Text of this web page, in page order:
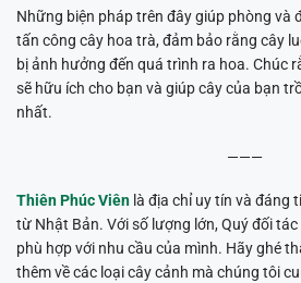
Những biện pháp trên đây giúp phòng và
tấn công cây hoa trà, đảm bảo rằng cây
bị ảnh hưởng đến quá trình ra hoa. Chúc
sẽ hữu ích cho bạn và giúp cây của bạn
nhất.
———
Thiên Phúc Viên là địa chỉ uy tín và đáng
từ Nhật Bản. Với số lượng lớn, Quý đối
phù hợp với nhu cầu của mình. Hãy ghé
thêm về các loại cây cảnh mà chúng tôi